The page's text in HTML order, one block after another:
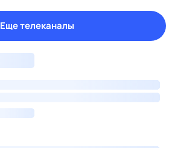
Еще телеканалы